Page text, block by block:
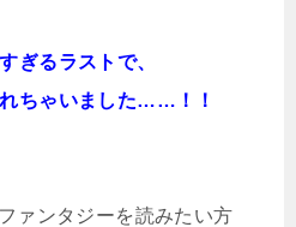
ぎるラストで、
ちゃいました……！！
ァンタジーを読みたい方